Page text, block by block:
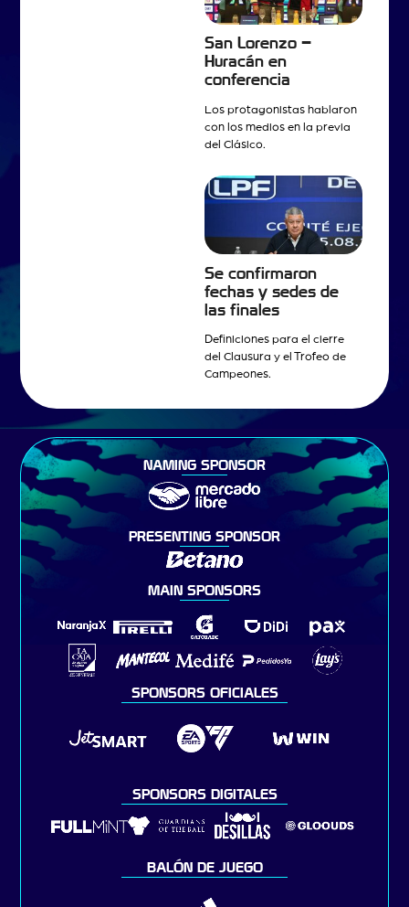
San Lorenzo –
Huracán en
conferencia
Los protagonistas hablaron
con los medios en la previa
del Clásico.
Se confirmaron
fechas y sedes de
las finales
Definiciones para el cierre
del Clausura y el Trofeo de
Campeones.
NAMING SPONSOR
PRESENTING SPONSOR
MAIN SPONSORS
SPONSORS OFICIALES
SPONSORS DIGITALES
BALÓN DE JUEGO